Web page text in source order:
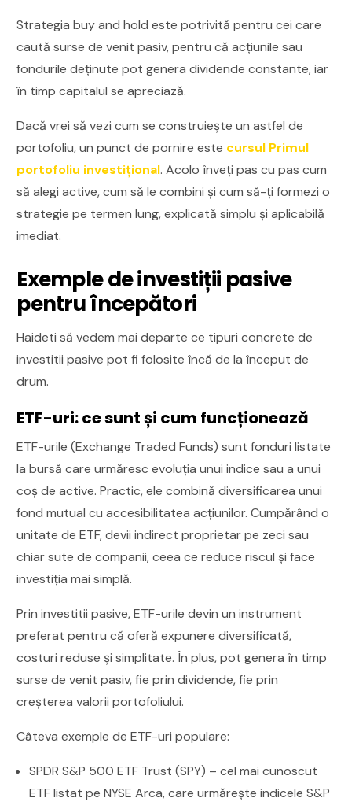
Strategia buy and hold este potrivită pentru cei care
caută surse de venit pasiv, pentru că acțiunile sau
fondurile deținute pot genera dividende constante, iar
în timp capitalul se apreciază.
Dacă vrei să vezi cum se construiește un astfel de
portofoliu, un punct de pornire este cursul Primul
portofoliu investițional. Acolo înveți pas cu pas cum
să alegi active, cum să le combini și cum să-ți formezi o
strategie pe termen lung, explicată simplu și aplicabilă
imediat.
Exemple de investiții pasive
pentru începători
Haideti să vedem mai departe ce tipuri concrete de
investitii pasive pot fi folosite încă de la început de
drum.
ETF-uri: ce sunt și cum funcționează
ETF-urile (Exchange Traded Funds) sunt fonduri listate
la bursă care urmăresc evoluția unui indice sau a unui
coș de active. Practic, ele combină diversificarea unui
fond mutual cu accesibilitatea acțiunilor. Cumpărând o
unitate de ETF, devii indirect proprietar pe zeci sau
chiar sute de companii, ceea ce reduce riscul și face
investiția mai simplă.
Prin investitii pasive, ETF-urile devin un instrument
preferat pentru că oferă expunere diversificată,
costuri reduse și simplitate. În plus, pot genera în timp
surse de venit pasiv, fie prin dividende, fie prin
creșterea valorii portofoliului.
Câteva exemple de ETF-uri populare:
SPDR S&P 500 ETF Trust (SPY) – cel mai cunoscut
ETF listat pe NYSE Arca, care urmărește indicele S&P